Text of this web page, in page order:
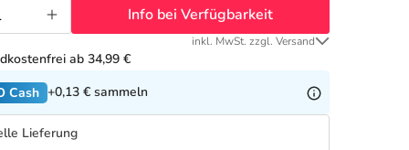
Info bei Verfügbarkeit
inkl. MwSt. zzgl. Versand
ab 34,99 €
Cash +0,13 € sammeln
Lieferung